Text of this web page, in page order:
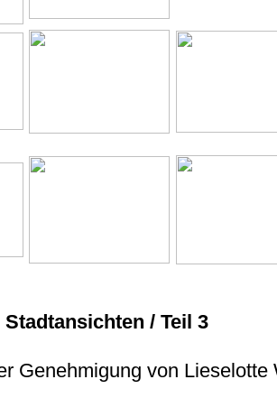
/ Teil 3
Genehmigung von Lieselotte